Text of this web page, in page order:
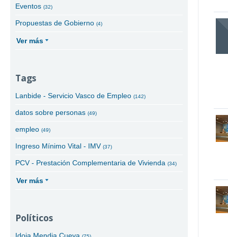
Eventos(32)
Propuestas de Gobierno(4)
Ver más
Tags
Lanbide - Servicio Vasco de Empleo(142)
datos sobre personas(49)
empleo(49)
Ingreso Mínimo Vital - IMV(37)
PCV - Prestación Complementaria de Vivienda(34)
Ver más
Políticos
Idoia Mendia Cueva